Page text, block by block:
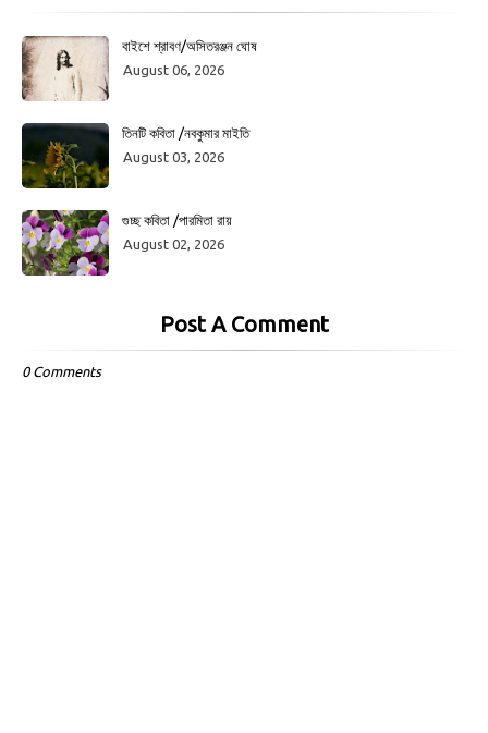
বাইশে শ্রাবণ/অসিতরঞ্জন ঘোষ
August 06, 2026
তিনটি কবিতা /নবকুমার মাইতি
August 03, 2026
গুচ্ছ কবিতা /পারমিতা রায়
August 02, 2026
Post A Comment
0 Comments